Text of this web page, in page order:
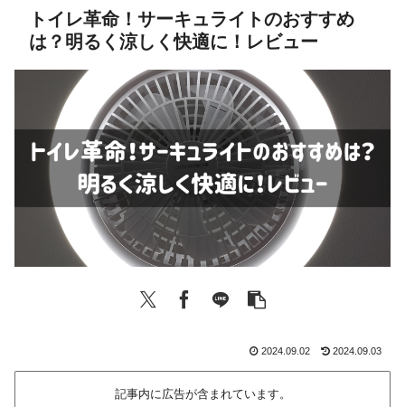
トイレ革命！サーキュライトのおすすめ
は？明るく涼しく快適に！レビュー
2024.09.02 2024.09.03
記事内に広告が含まれています。